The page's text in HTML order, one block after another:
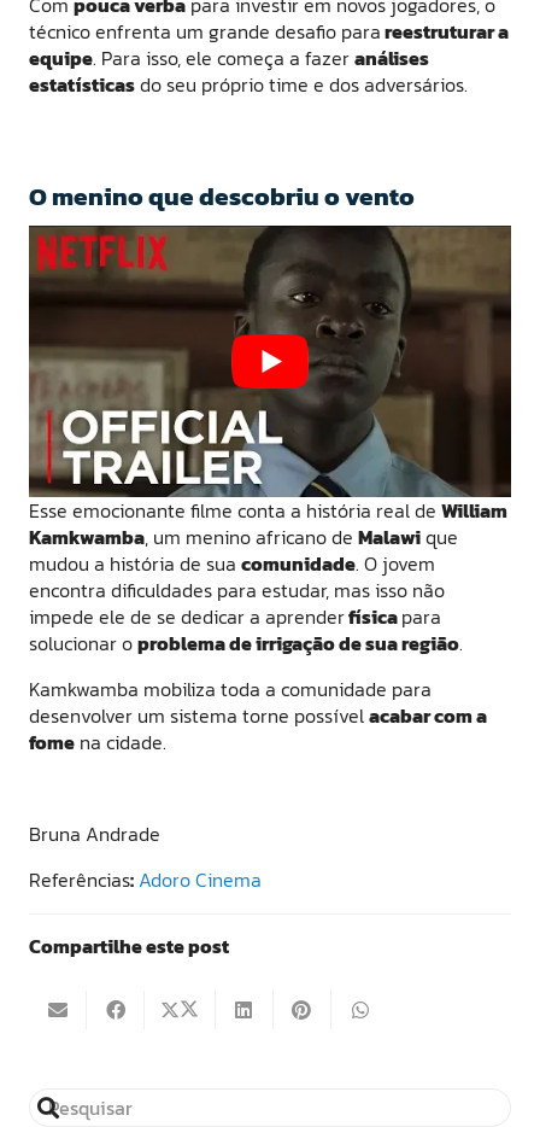
técnico enfrenta um grande desafio parareestruturar a
equipe. Para isso, ele começa a fazeranálises
estatísticasdo seu próprio time e dos adversários.
O menino que descobriu o vento
Esse emocionante filme conta a história real de William
Kamkwamba, um menino africano de Malawique
mudou a história de sua comunidade. O jovem
encontra dificuldades para estudar, mas isso não
impede ele de se dedicar a aprenderfísicapara
solucionar oproblema de irrigação de sua região.
Kamkwamba mobiliza toda a comunidade para
desenvolver um sistema torne possívelacabar com a
fome na cidade.
Bruna Andrade
Referências: Adoro Cinema
Compartilhe este post